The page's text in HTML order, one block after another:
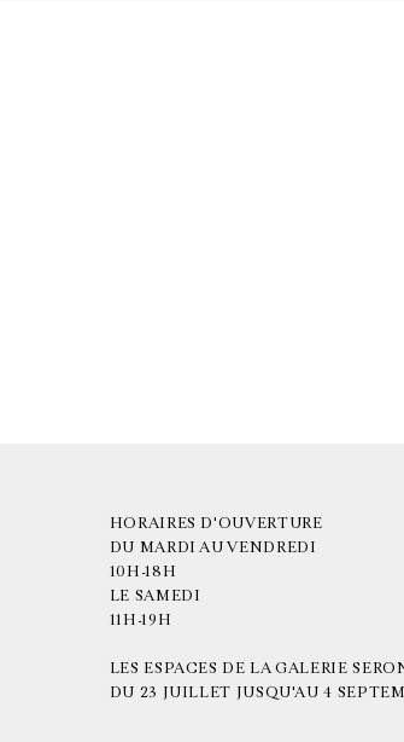
HORAIRES D'OUVERTURE
DU MARDI AU VENDREDI
10H-18H
LE SAMEDI
11H-19H
LES ESPACES DE LA GALERIE
DU 23 JUILLET JUSQU'AU 4